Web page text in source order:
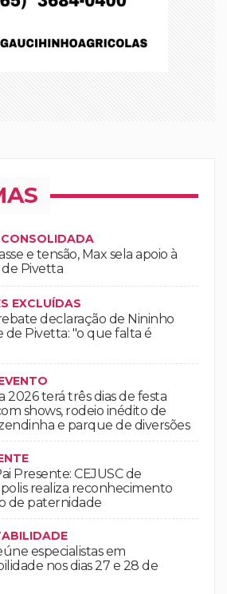
e tensão, Max sela apoio à
Pivetta
EXCLUÍDAS
declaração de Nininho
de Pivetta: "o que falta é
2026 terá três dias de festa
shows, rodeio inédito de
e parque de diversões
Presente: CEJUSC de
realiza reconhecimento
de paternidade
especialistas em
nos dias 27 e 28 de